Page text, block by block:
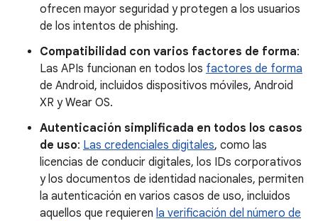
ofrecen mayor seguridad y protegen a los usuarios
de los intentos de phishing.
Compatibilidad con varios factores de forma:
Las APIs funcionan en todos los factores de forma
de Android, incluidos dispositivos móviles, Android
XR y Wear OS.
Autenticación simplificada en todos los casos
de uso: Las credenciales digitales, como las
licencias de conducir digitales, los IDs corporativos
y los documentos de identidad nacionales, permiten
la autenticación en varios casos de uso, incluidos
aquellos que requieren la verificación del número de